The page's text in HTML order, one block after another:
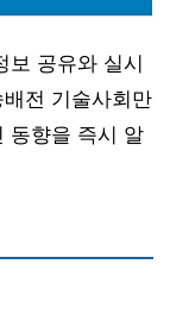
보 공유와 실시
전 기술사회만
동향을 즉시 알